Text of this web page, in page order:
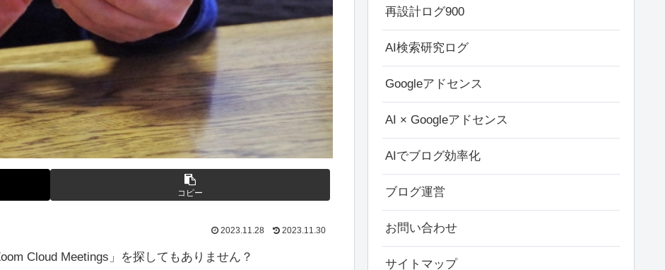
コピー
2023.11.28 2023.11.30
Cloud Meetings」を探してもありません？
再設計ログ900
AI検索研究ログ
Googleアドセンス
AI × Googleアドセンス
AIでブログ効率化
ブログ運営
お問い合わせ
サイトマップ